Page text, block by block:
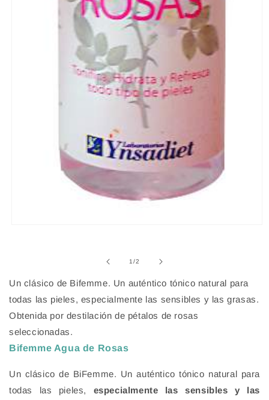
ventana
1/de
2
Un clásico de Bifemme. Un auténtico tónico natural para
todas las pieles, especialmente las sensibles y las grasas.
Obtenida por destilación de pétalos de rosas
seleccionadas.
Bifemme Agua de Rosas
Un clásico de BiFemme. Un auténtico tónico natural para
todas las pieles, especialmente las sensibles y las